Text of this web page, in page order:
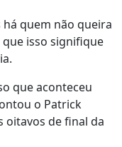
quem não queira
isso signifique
que aconteceu
o Patrick
oitavos de final da